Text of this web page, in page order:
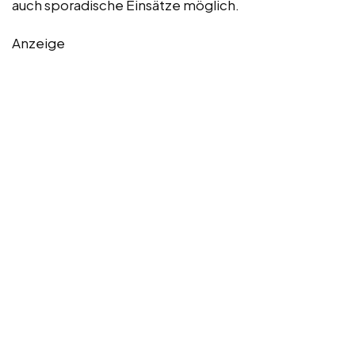
auch sporadische Einsätze möglich.
Anzeige